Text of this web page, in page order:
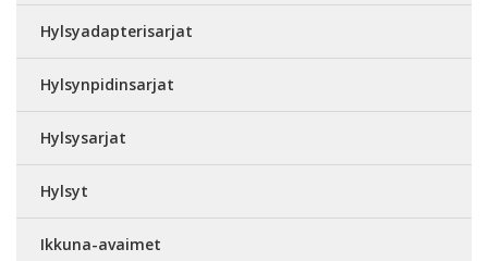
Hylsyadapterisarjat
Hylsynpidinsarjat
Hylsysarjat
Hylsyt
Ikkuna-avaimet